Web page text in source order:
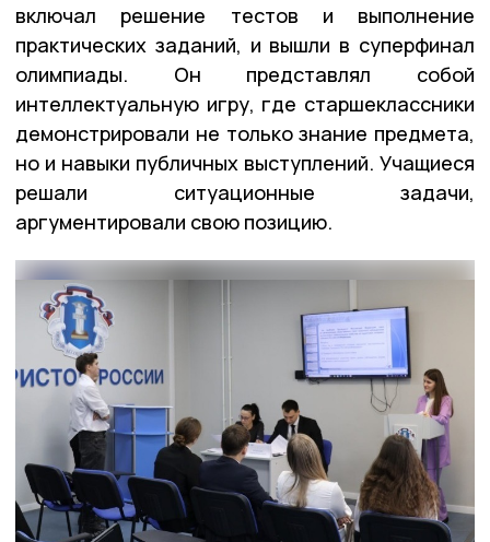
включал решение тестов и выполнение
практических заданий, и вышли в суперфинал
олимпиады. Он представлял собой
интеллектуальную игру, где старшеклассники
демонстрировали не только знание предмета,
но и навыки публичных выступлений. Учащиеся
решали ситуационные задачи,
аргументировали свою позицию.